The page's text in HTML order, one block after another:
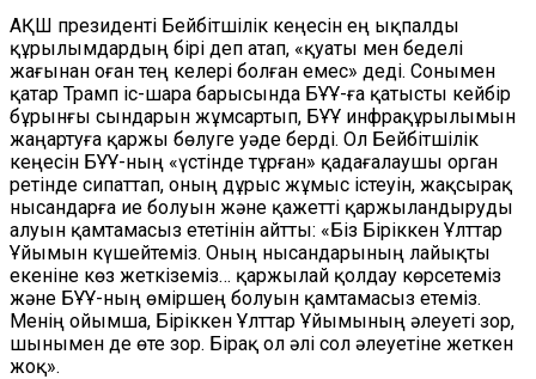
АҚШ президенті Бейбітшілік кеңесін ең ықпалды
құрылымдардың бірі деп атап, «қуаты мен беделі
жағынан оған тең келері болған емес» деді. Сонымен
қатар Трамп іс-шара барысында БҰҰ-ға қатысты кейбір
бұрынғы сындарын жұмсартып, БҰҰ инфрақұрылымын
жаңартуға қаржы бөлуге уәде берді. Ол Бейбітшілік
кеңесін БҰҰ-ның «үстінде тұрған» қадағалаушы орган
ретінде сипаттап, оның дұрыс жұмыс істеуін, жақсырақ
нысандарға ие болуын және қажетті қаржыландыруды
алуын қамтамасыз ететінін айтты: «Біз Біріккен Ұлттар
Ұйымын күшейтеміз. Оның нысандарының лайықты
екеніне көз жеткіземіз… қаржылай қолдау көрсетеміз
және БҰҰ-ның өміршең болуын қамтамасыз етеміз.
Менің ойымша, Біріккен Ұлттар Ұйымының әлеуеті зор,
шынымен де өте зор. Бірақ ол әлі сол әлеуетіне жеткен
жоқ».